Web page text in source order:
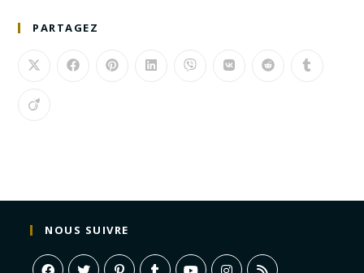
PARTAGEZ
NOUS SUIVRE